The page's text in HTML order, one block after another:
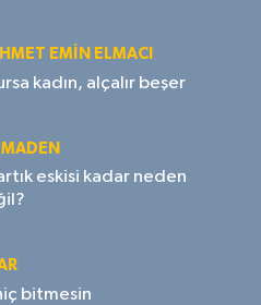
EMIN ELMACI
kadın, alçalır beşer
eskisi kadar neden
bitmesin